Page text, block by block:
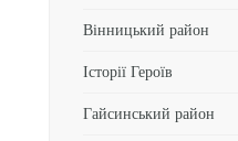
Вінницький район
Історії Героїв
Гайсинський район